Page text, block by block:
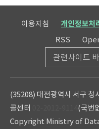
이용지침 개인정보처
RSS
관련사이트
(35208) 대전광역시 서구 청
콜센터
(국번
Copyright Ministry of